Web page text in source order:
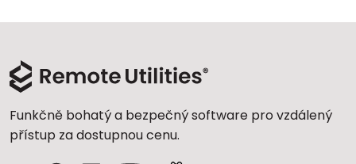
Funkčně bohatý a bezpečný software pro vzdálený
přístup za dostupnou cenu.